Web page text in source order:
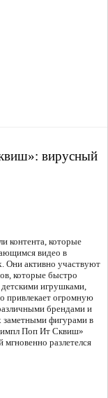
вирусный
контента, которые
видео в
Они активно участвуют
которые быстро
детскими игрушками,
привлекает огромную
брендами и
заметными фигурами в
Поп Ит Сквиш»
разлетелся